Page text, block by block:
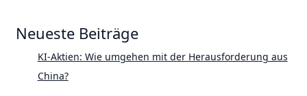
Neueste Beiträge
KI-Aktien: Wie umgehen mit der Herausforderung aus
China?